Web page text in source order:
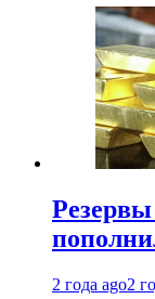
2 года ago2